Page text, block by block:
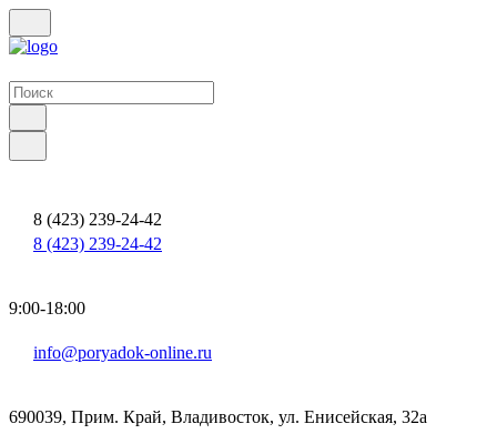
8 (423) 239-24-42
8 (423) 239-24-42
9:00-18:00
info@poryadok-online.ru
690039, Прим. Край, Владивосток, ул. Енисейская, 32а